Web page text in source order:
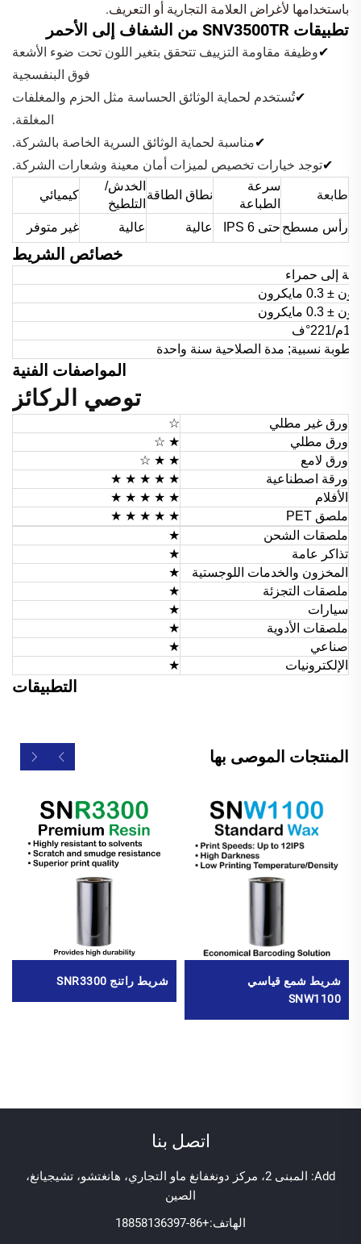
باستخدامها لأغراض العلامة التجارية أو التعريف.
تطبيقات SNV3500TR من الشفاف إلى الأحمر
✔وظيفة مقاومة التزييف تتحقق بتغير اللون تحت ضوء الأشعة
فوق البنفسجية
✔تُستخدم لحماية الوثائق الحساسة مثل الحزم والمغلفات
المغلقة.
✔مناسبة لحماية الوثائق السرية الخاصة بالشركة.
✔توجد خيارات تخصيص لميزات أمان معينة وشعارات الشركة.
خصائص الشريط
طابعة
سرعة
الطباعة
نطاق الطاقة
الخدش/
التلطيخ
كيميائي
رأس مسطح حتى 6 IPS عالية عالية غير متوفر
المواصفات الفنية
إلى حمراء
221°ف
توصي الركائز
ورق غير مطلي
☆
ورق مطلي
★ ☆
ورق لامع
★ ★ ☆
ورقة اصطناعية
★ ★ ★
★ ★
الأفلام
★ ★ ★
★ ★
ملصق PET
★ ★ ★
★ ★
التطبيقات
ملصقات الشحن
★
تذاكر عامة
★
المخزون والخدمات اللوجستية
★
ملصقات التجزئة
★
سيارات
★
ملصقات الأدوية
★
صناعي
★
الإلكترونيات
★
المنتجات الموصى بها
شريط شمع قياسي
SNW1100
شريط راتنج SNR3300
اتصل بنا
Add: المبنى 2، مركز دونغفانغ ماو التجاري، هانغتشو، تشيجيانغ،
الصين
الهاتف:+86-18858136397